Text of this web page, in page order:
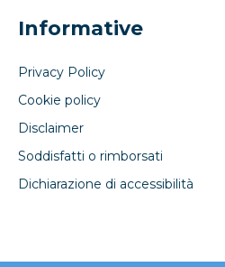
Informative
Privacy Policy
Cookie policy
Disclaimer
Soddisfatti o rimborsati
Dichiarazione di accessibilità